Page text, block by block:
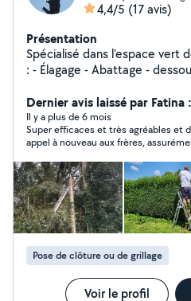
4,4/5 (17 avis)
Présentation
Spécialisé dans l'espace vert depuis
: - Élagage - Abattage - dessouchage - Taille de haie -
couverture - Reparation
demoussage Mes engagements : - Déplacement et
Dernier avis laissé par Fatina
Il y a plus de 6 mois
Super efficaces et très agréables et
appel à nouveau aux frères,
Pose de clôture ou de grillage
Voir le profil